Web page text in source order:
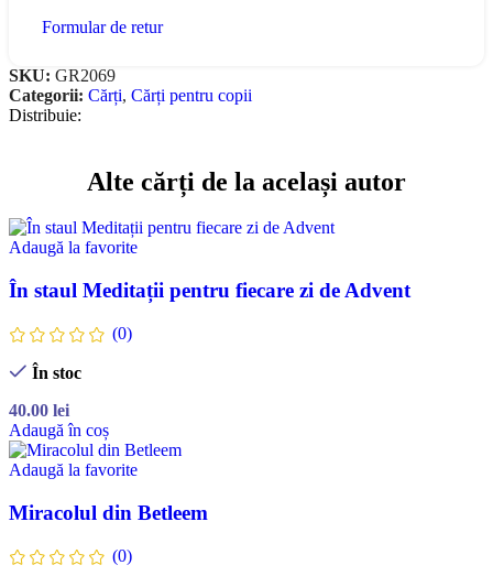
Formular de retur
SKU: GR2069
Categorii: Cărți, Cărți pentru copii
Distribuie:
Alte cărți de la același autor
Adaugă la favorite
În staul Meditații pentru fiecare zi de Advent
(0)
În stoc
40.00 lei
Adaugă în coș
Adaugă la favorite
Miracolul din Betleem
(0)